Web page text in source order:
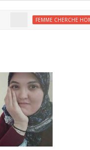
FEMME CHERCHE HOMME